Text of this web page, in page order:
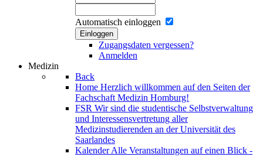
Automatisch einloggen
Einloggen
Zugangsdaten vergessen?
Anmelden
Medizin
Back
Home Herzlich willkommen auf den Seiten der
Fachschaft Medizin Homburg!
FSR Wir sind die studentische Selbstverwaltung
und Interessensvertretung aller
Medizinstudierenden an der Universität des
Saarlandes
KalenderAlle Veranstaltungen auf einen Blick -